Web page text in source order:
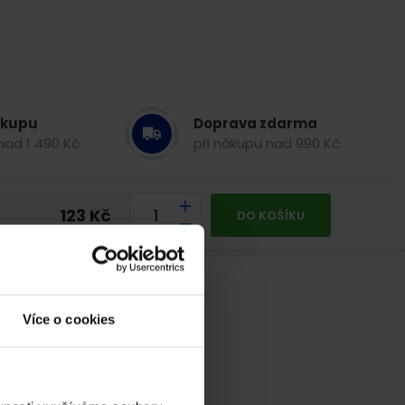
Více o cookies
1 490 Kč
Doprava zdarma
při nákupu nad 990 Kč
123 Kč DO KOŠÍKU